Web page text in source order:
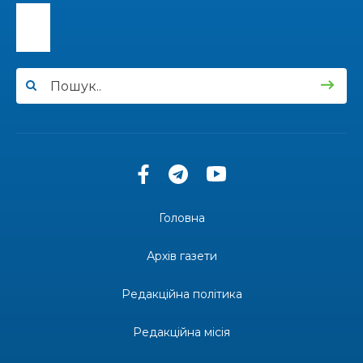
легкоатлетичних метань
Пишіть листи самому собі, або як уникнути
маніпуляцій без конфліктів
Бахмутяни взяли участь у фестивалі «Ількові
Головна
Архів газети
Редакційна політика
Редакційна місія